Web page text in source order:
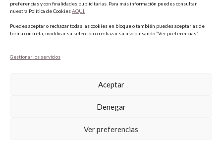
preferencias y con finalidades publicitarias. Para más información puedes consultar
nuestra Política de CookiesAQUÍ.
Puedes aceptar o rechazar todas las cookies en bloque o también puedes aceptarlas de
forma concreta, modificar su selección o rechazar su uso pulsando “Ver preferencias”.
Gestionar los servicios
Aceptar
Denegar
Ver preferencias